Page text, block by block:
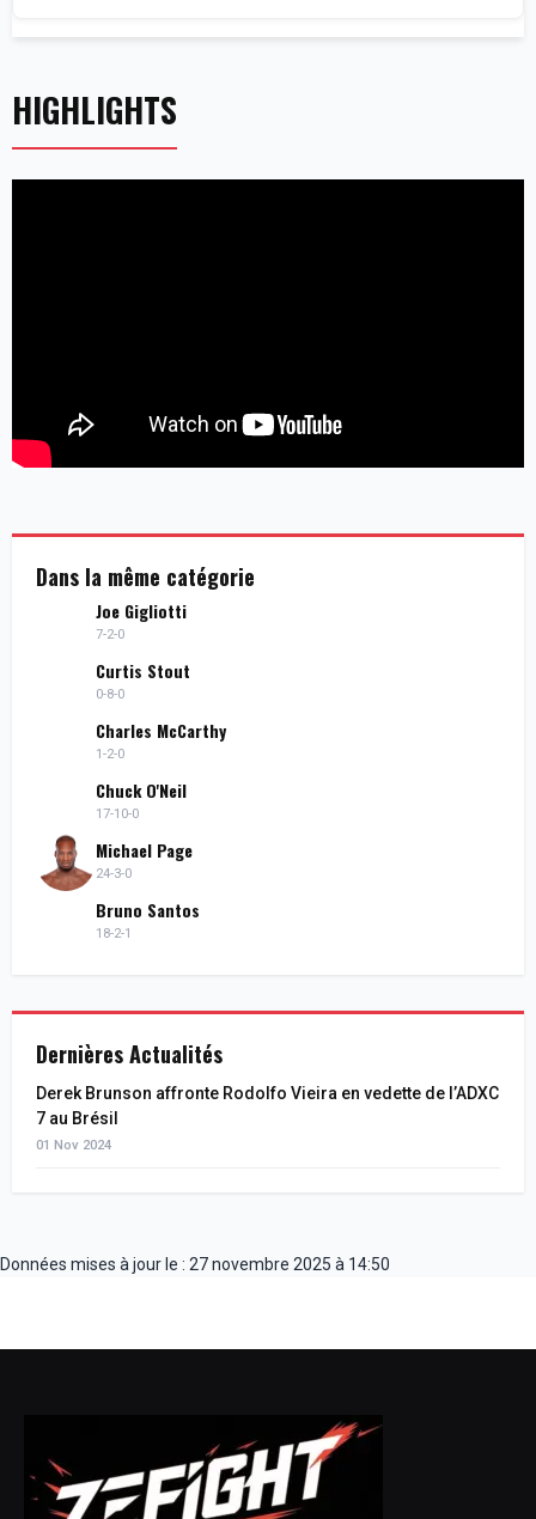
HIGHLIGHTS
Dans la même catégorie
Joe Gigliotti
7-2-0
Curtis Stout
0-8-0
Charles McCarthy
1-2-0
Chuck O'Neil
17-10-0
Michael Page
24-3-0
Bruno Santos
18-2-1
Dernières Actualités
Derek Brunson affronte Rodolfo Vieira en vedette de l’ADXC
7 au Brésil
01 Nov 2024
Données mises à jour le : 27 novembre 2025 à 14:50